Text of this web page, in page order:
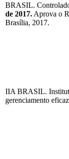
BRASIL.
de 2017. Aprova o
Brasília, 2017.
IIA BRASIL.
gerenciamento